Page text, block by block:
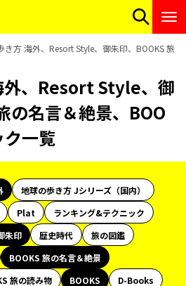
き方 海外、Resort Style、御朱印、BOOKS 旅
外、Resort Style、御
の名言＆絶景、BOO
ク一覧
地球の歩き方 Jシリーズ（国内）
Plat
ランキング&テクニック
朱印 歴史時代
旅の図鑑
BOOKS 旅の名言＆絶景
旅の読み物 BOOKS
D-Books